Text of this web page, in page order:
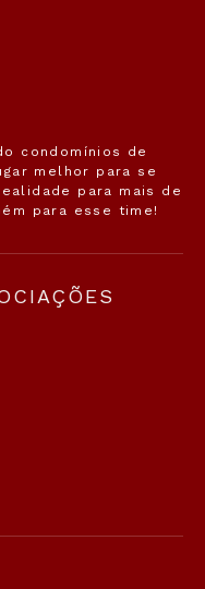
condomínios de
melhor para se
para mais de
para esse time!